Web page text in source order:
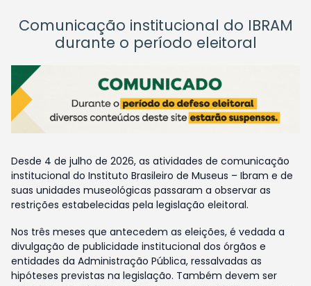
Comunicação institucional do IBRAM
durante o período eleitoral
Desde 4 de julho de 2026, as atividades de comunicação
institucional do Instituto Brasileiro de Museus – Ibram e de
suas unidades museológicas passaram a observar as
restrições estabelecidas pela legislação eleitoral.
Nos três meses que antecedem as eleições, é vedada a
divulgação de publicidade institucional dos órgãos e
entidades da Administração Pública, ressalvadas as
hipóteses previstas na legislação. Também devem ser